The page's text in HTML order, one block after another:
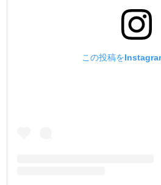
この投稿を